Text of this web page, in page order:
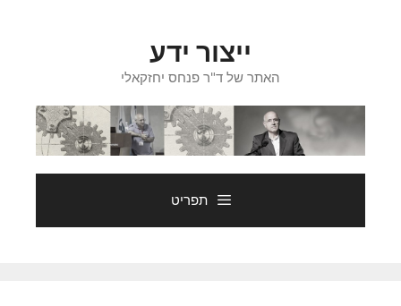
ייצור ידע
האתר של ד"ר פנחס יחזקאלי
תפריט